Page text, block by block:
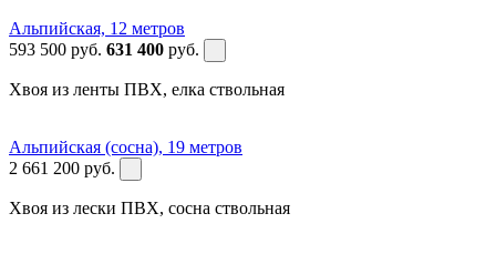
Альпийская, 12 метров
593 500 руб. 631 400 руб.
Хвоя из ленты ПВХ, елка ствольная
Альпийская (сосна), 19 метров
2 661 200 руб.
Хвоя из лески ПВХ, сосна ствольная